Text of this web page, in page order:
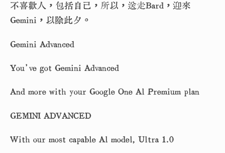
不喜歡人，包括自己，所以，送走Bard，迎來
Gemini，以除此夕。
Gemini Advanced
You’ve got Gemini Advanced
And more with your Google One Al Premium plan
GEMINI ADVANCED
With our most capable Al model, Ultra 1.0